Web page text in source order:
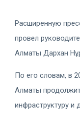
Расширенную
провел
Алматы Дархан
По его словам, в
Алматы
инфраструктуру и